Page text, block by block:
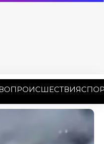
ПРОИСШЕСТВИЯ